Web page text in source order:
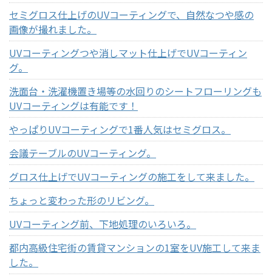
セミグロス仕上げのUVコーティングで、自然なつや感の
画像が撮れました。
UVコーティングつや消しマット仕上げでUVコーティン
グ。
洗面台・洗濯機置き場等の水回りのシートフローリングも
UVコーティングは有能です！
やっぱりUVコーティングで1番人気はセミグロス。
会議テーブルのUVコーティング。
グロス仕上げでUVコーティングの施工をして来ました。
ちょっと変わった形のリビング。
UVコーティング前、下地処理のいろいろ。
都内高級住宅街の賃貸マンションの1室をUV施工して来ま
した。